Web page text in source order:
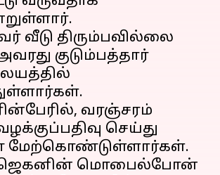
வீடு திரும்பவில்லை
குடும்பத்தார்
வரஞ்சரம்
செய்து
மேற்கொண்டுள்ளார்கள்.
ஜெகனின் மொபைல்போன்